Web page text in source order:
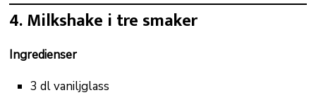
4. Milkshake i tre smaker
Ingredienser
3 dl vaniljglass